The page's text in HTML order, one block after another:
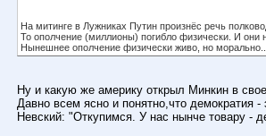
На митинге в Лужниках Путин произнёс речь
То ополчение (миллионы) погибло физически. И они
Нынешнее ополчение физически живо, но
Ну и какую же америку открыл Минкин в
Давно всем ясно и понятно,что демократия
Невский: "Откупимся. У нас нынче товару -